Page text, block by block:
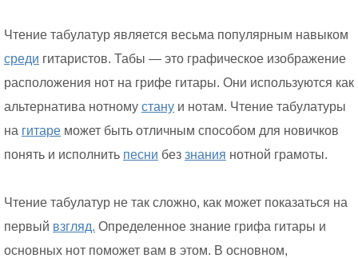
Чтение табулатур является весьма популярным навыком
среди гитаристов. Табы — это графическое изображение
расположения нот на грифе гитары. Они используются как
альтернатива нотному стану и нотам. Чтение табулатуры
на гитаре может быть отличным способом для новичков
понять и исполнить песни без знания нотной грамоты.
Чтение табулатур не так сложно, как может показаться на
первый взгляд. Определенное знание грифа гитары и
основных нот поможет вам в этом. В основном,